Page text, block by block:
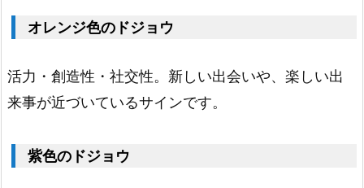
ジ
ョ
8.
オレンジ色のドジョウ
活力・創造性・社交性。新しい出会いや、楽しい出
来事が近づいているサインです。
紫色のドジョウ